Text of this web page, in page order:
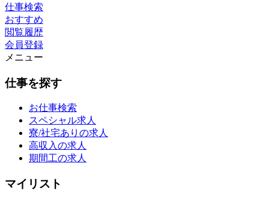
仕事検索
おすすめ
閲覧履歴
会員登録
メニュー
仕事を探す
お仕事検索
スペシャル求人
寮/社宅ありの求人
高収入の求人
期間工の求人
マイリスト